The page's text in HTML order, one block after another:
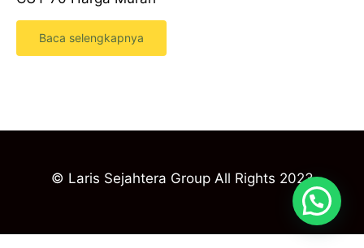
Baca selengkapnya
© Laris Sejahtera Group All Rights 2023